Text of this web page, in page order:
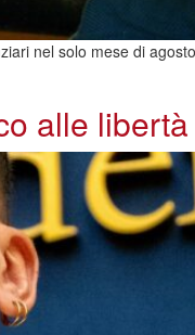
nel solo mese di
alle